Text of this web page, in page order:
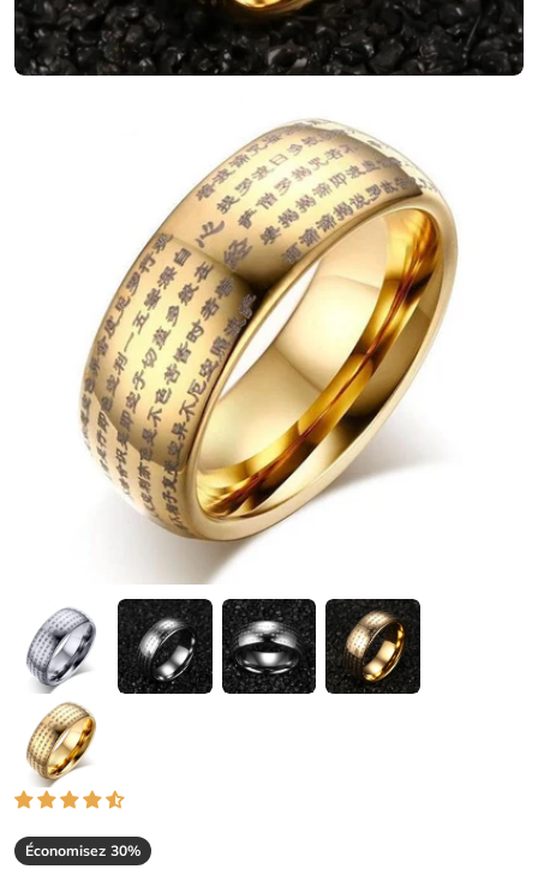
Ouvrir le média 4 en mode modal
Économisez 30%